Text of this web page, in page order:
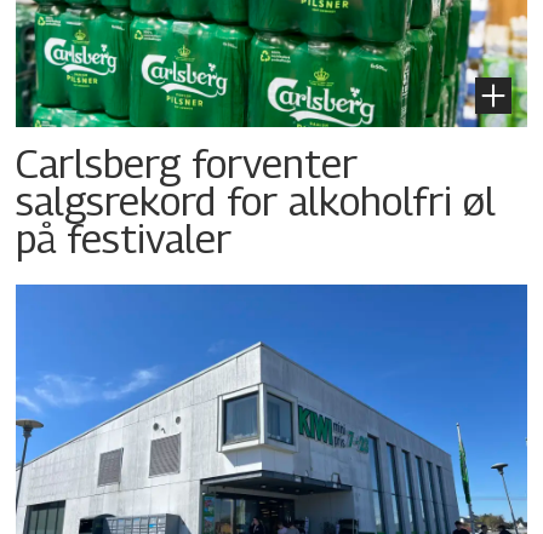
Carlsberg forventer
salgsrekord for alkoholfri øl
på festivaler